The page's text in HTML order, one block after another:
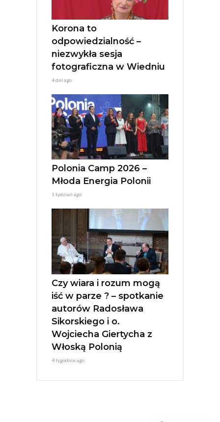
Korona to
odpowiedzialność –
niezwykła sesja
fotograficzna w Wiedniu
4 dni ago
Polonia Camp 2026 –
Młoda Energia Polonii
1 tydzień ago
Czy wiara i rozum mogą
iść w parze ? – spotkanie
autorów Radosława
Sikorskiego i o.
Wojciecha Giertycha z
Włoską Polonią
4 tygodnie ago